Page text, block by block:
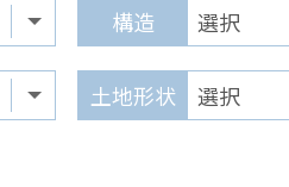
構造
土地形状